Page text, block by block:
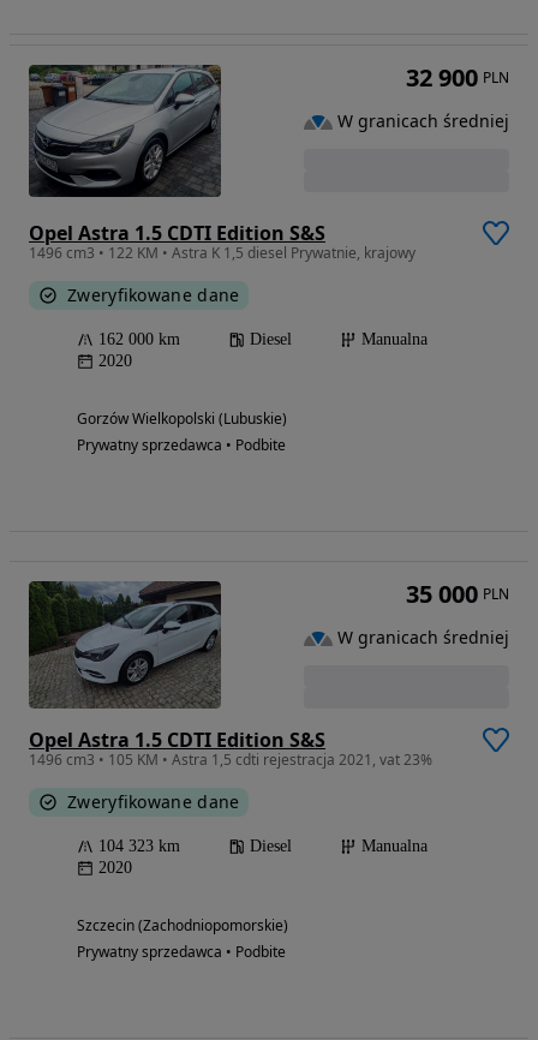
Opel Astra 1.5 CDTI Edition S&S
1496 cm3 • 122 KM • Astra K 1,5 diesel Prywatnie, krajowy
Zweryfikowane dane
162 000 km Diesel
Manualna
2020
Gorzów Wielkopolski (Lubuskie)
Prywatny sprzedawca • Podbite
32 900 PLN
W granicach średniej
Opel Astra 1.5 CDTI Edition S&S
1496 cm3 • 105 KM • Astra 1,5 cdti rejestracja 2021, vat 23%
Zweryfikowane dane
104 323 km Diesel
Manualna
2020
Szczecin (Zachodniopomorskie)
Prywatny sprzedawca • Podbite
35 000 PLN
W granicach średniej